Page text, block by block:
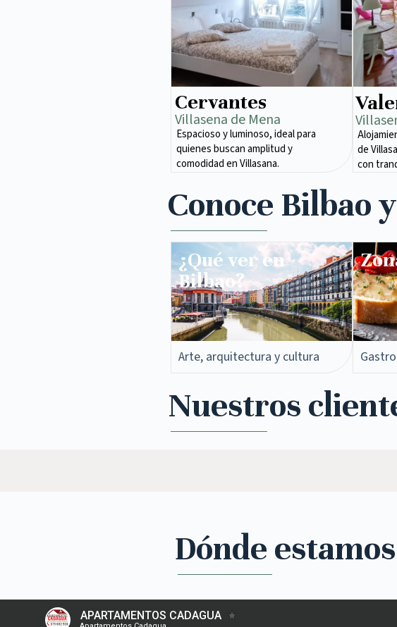
Cervantes
Villasena de Mena​
Espacioso y luminoso, ideal para
quienes buscan amplitud y
comodidad en Villasana.
de
con
Conoce Bilbao
¿Qué ver en
Bilbao?
Arte, arquitectura y cultura
Nuestros
Dónde estamos